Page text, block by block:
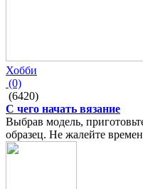
Хобби
(0)
(6420)
С чего начать вязание
Выбрав модель,
образец. Не жалейте